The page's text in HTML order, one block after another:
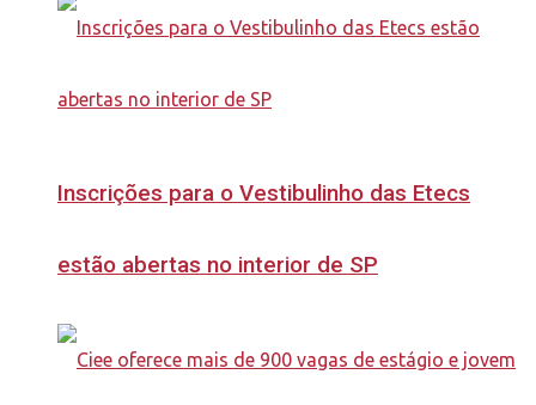
Inscrições para o Vestibulinho das Etecs
estão abertas no interior de SP